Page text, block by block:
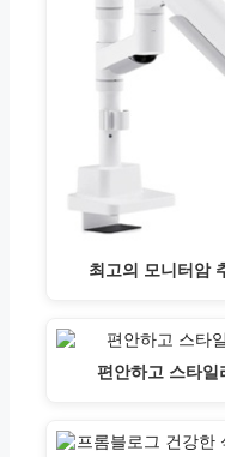
최고의 모니터암
편안하고 스타일